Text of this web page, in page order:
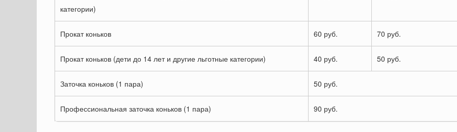
категории)
Прокат коньков 60 руб. 70 руб.
Прокат коньков (дети до 14 лет и другие льготные категории) 40 руб. 50 руб.
Заточка коньков (1 пара) 50 руб.
Профессиональная заточка коньков (1 пара) 90 руб.